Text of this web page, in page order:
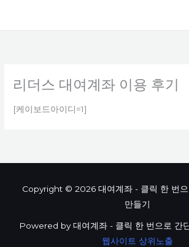
리더스 대여계좌 이용 후기
[케이보드아이디=1]
Copyright © 2026 대여계좌 - 클릭 한 번으
만들기
Powered by 대여계좌 - 클릭 한 번으로 간
웹사이트 상위노출